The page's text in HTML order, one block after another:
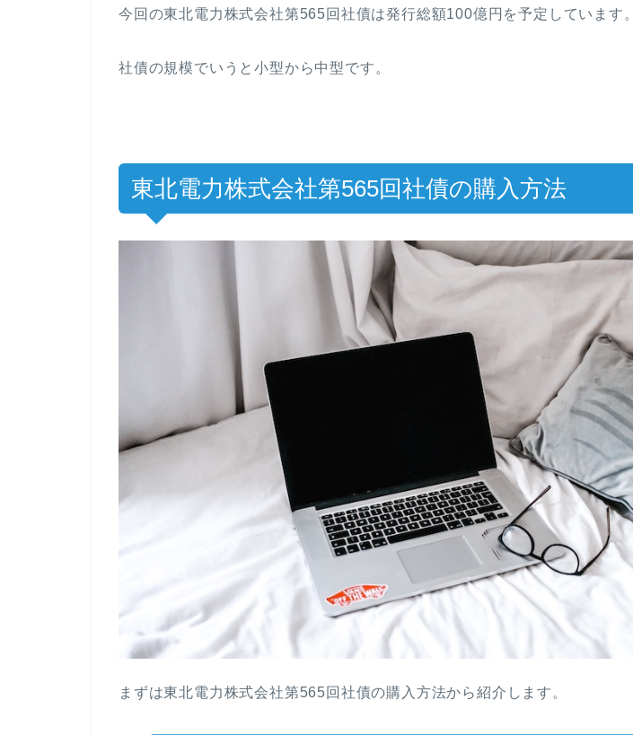
今回の東北電力株式会社第565回社債は発行総額100億円を予定しています。
社債の規模でいうと小型から中型です。
東北電力株式会社第565回社債の購入方法
まずは東北電力株式会社第565回社債の購入方法から紹介します。